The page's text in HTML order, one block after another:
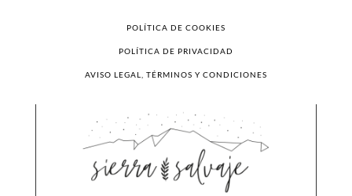
POLÍTICA DE COOKIES
POLÍTICA DE PRIVACIDAD
AVISO LEGAL, TÉRMINOS Y CONDICIONES